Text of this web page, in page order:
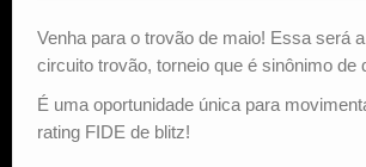
Venha para o trovão de maio! Essa será
circuito trovão, torneio que é sinônimo de
É uma oportunidade única para
rating FIDE de blitz!